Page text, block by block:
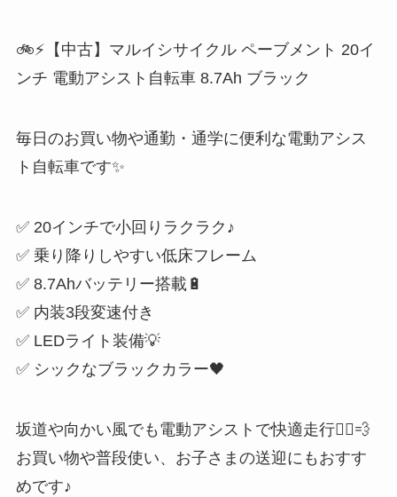
🚲⚡【中古】マルイシサイクル ペーブメント 20イ
ンチ 電動アシスト自転車 8.7Ah ブラック
毎日のお買い物や通勤・通学に便利な電動アシス
ト自転車です✨
✅ 20インチで小回りラクラク♪
✅ 乗り降りしやすい低床フレーム
✅ 8.7Ahバッテリー搭載🔋
✅ 内装3段変速付き
✅ LEDライト装備💡
✅ シックなブラックカラー🖤
坂道や向かい風でも電動アシストで快適走行🚴‍♂️💨
お買い物や普段使い、お子さまの送迎にもおすす
めです♪